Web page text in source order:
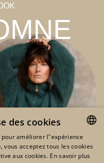
ENGLISH
des cookies
améliorer l"expérience
acceptez tous les cookies
aux cookies. En savoir plus